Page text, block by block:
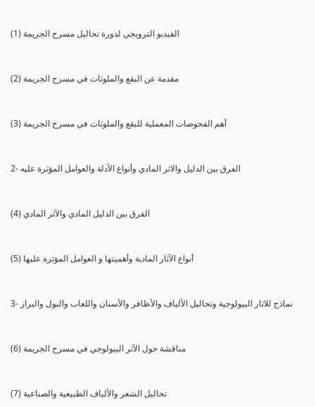
(1) الفيديو الترويجي لدورة تحاليل مسرح الجريمة
(2) مقدمة عن البقع والملوثات في مسرح الجريمة
(3) أهم الفحوصات المعملية للبقع والملوثات في مسرح الجريمة
2- الفرق بين الدليل والاثر المادي وأنواع الأدلة والعوامل المؤثرة عليه
(4) الفرق بين الدليل المادي والآثر المادي
(5) أنواع الآثار المادية وأهميتها و العوامل المؤثرة عليها
3- نماذج للاثار البيولوجية وتحاليل الألياف والأظافر والأسنان واللعاب والبول والبراز
(6) مناقشة حول الآثر البيولوجي في مسرح الجريمة
(7) تحاليل الشعر والألياف الطبيعية والصناعية